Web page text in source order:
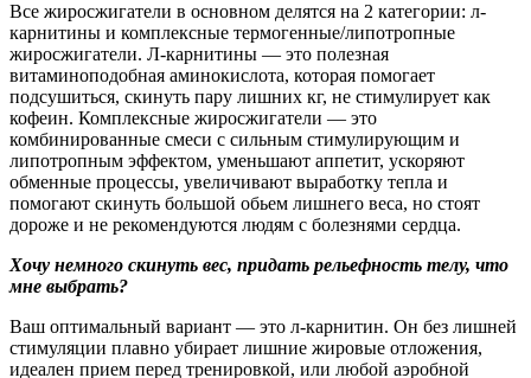
Все жиросжигатели в основном делятся на 2 категории: л-
карнитины и комплексные термогенные/липотропные
жиросжигатели. Л-карнитины — это полезная
витаминоподобная аминокислота, которая помогает
подсушиться, скинуть пару лишних кг, не стимулирует как
кофеин. Комплексные жиросжигатели — это
комбинированные смеси с сильным стимулирующим и
липотропным эффектом, уменьшают аппетит, ускоряют
обменные процессы, увеличивают выработку тепла и
помогают скинуть большой обьем лишнего веса, но стоят
дороже и не рекомендуются людям с болезнями сердца.
Хочу немного скинуть вес, придать рельефность телу, что
мне выбрать?
Ваш оптимальный вариант — это л-карнитин. Он без лишней
стимуляции плавно убирает лишние жировые отложения,
идеален прием перед тренировкой, или любой аэробной